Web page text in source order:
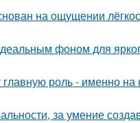
на ощущении
фоном для
роль - именно
за умение